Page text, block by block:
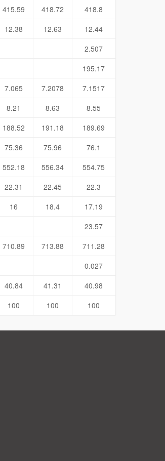
415.59 418.72
418.8
12.38 12.63
12.44
2.507
195.17
7.065 7.2078
7.1517
8.21 8.63
8.55
188.52 191.18
189.69
75.36 75.96
76.1
552.18 556.34
554.75
22.31 22.45
22.3
16 18.4
17.19
23.57
710.89 713.88
711.28
0.027
40.84 41.31
40.98
100 100 100